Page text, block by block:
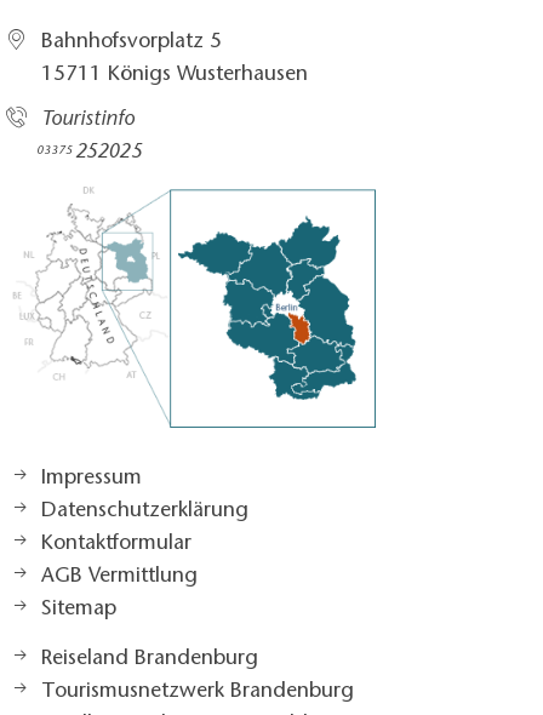
Bahnhofsvorplatz 5​
15711 Königs Wusterhausen
Touristinfo
03375252025​
Impressum
Datenschutzerklärung
Kontaktformular
AGB Vermittlung
Sitemap
Reiseland Brandenburg
Tourismusnetzwerk Brandenburg